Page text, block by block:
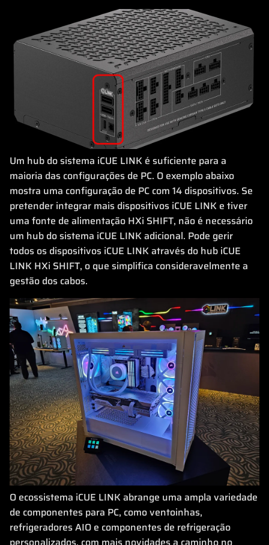
Um hub do sistema iCUE LINK é suficiente para a
maioria das configurações de PC. O exemplo abaixo
mostra uma configuração de PC com 14 dispositivos. Se
pretender integrar mais dispositivos iCUE LINK e tiver
uma fonte de alimentação HXi SHIFT, não é necessário
um hub do sistema iCUE LINK adicional. Pode gerir
todos os dispositivos iCUE LINK através do hub iCUE
LINK HXi SHIFT, o que simplifica consideravelmente a
gestão dos cabos.
O ecossistema iCUE LINK abrange uma ampla variedade
de componentes para PC, como ventoinhas,
refrigeradores AIO e componentes de refrigeração